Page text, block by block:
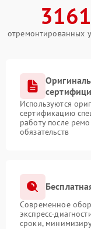
3161
отремонтированных
Используются
сертификацию
работу после
обязательств
Современное
экспресс-
сроки,